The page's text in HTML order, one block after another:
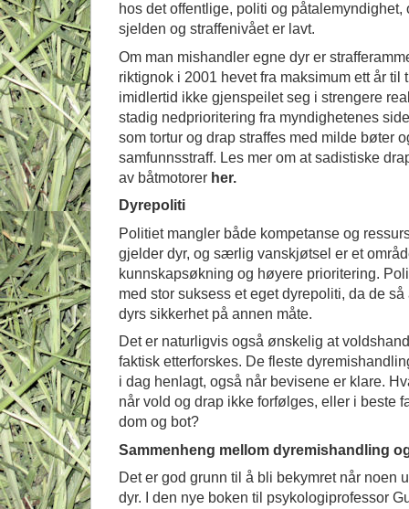
hos det offentlige, politi og
sjelden og straffenivået er lavt.
Om man mishandler egne dyr er
riktignok i 2001 hevet fra maksimum ett år til
imidlertid ikke gjenspeilet seg i strengere
stadig nedprioritering fra myndighetenes
som tortur og drap straffes med milde bøter
samfunnsstraff. Les mer om at sadistiske
av båtmotorer her.
Dyrepoliti
Politiet mangler både kompetanse og
gjelder dyr, og særlig vanskjøtsel er et
kunnskapsøkning og høyere prioritering.
med stor suksess et eget dyrepoliti, da de
dyrs sikkerhet på annen måte.
Det er naturligvis også ønskelig at
faktisk etterforskes. De fleste
i dag henlagt, også når bevisene er klare.
når vold og drap ikke forfølges, eller i beste
dom og bot?
Sammenheng mellom dyremishandling
Det er god grunn til å bli bekymret når noen
dyr. I den nye boken til psykologiprofessor